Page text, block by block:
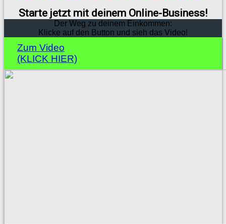
Starte jetzt mit deinem Online-Business!
Der Weg zu deinem Einkommen:
Klicke auf den Button und sieh das Video!
Zum Video
(KLICK HIER)